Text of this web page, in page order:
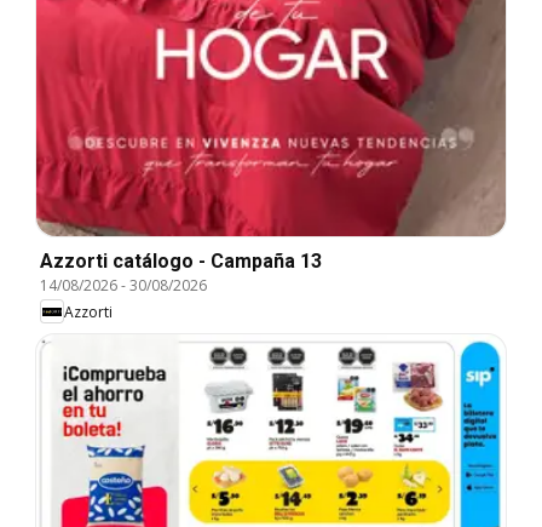
Azzorti catálogo - Campaña 13
14/08/2026-30/08/2026
Azzorti